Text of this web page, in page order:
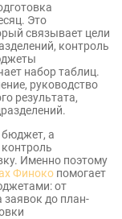
Это
связывает цели
контроль
набор таблиц.
руководство
результата,
бюджет, а
контроль
Именно поэтому
Финоко помогает
от
до план-